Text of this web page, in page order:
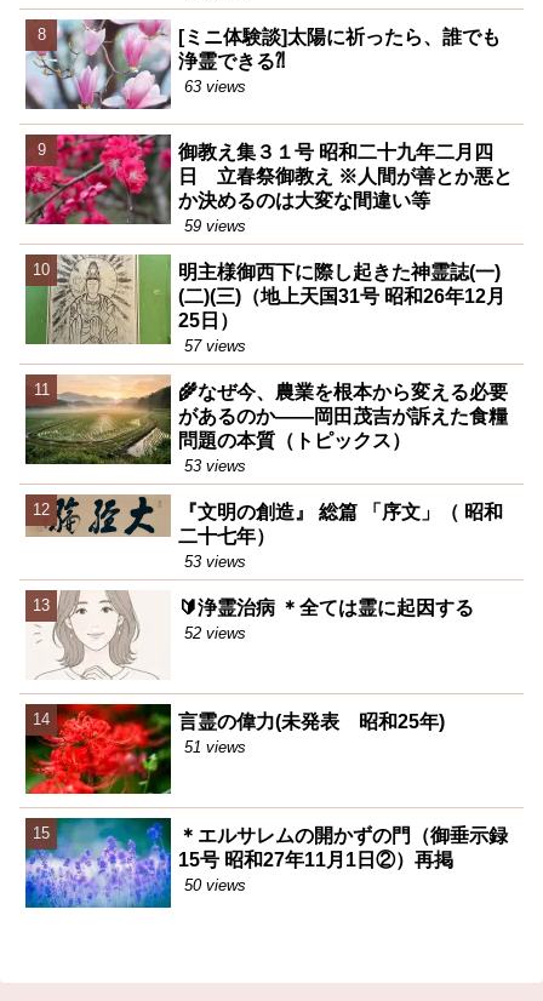
[ミニ体験談]太陽に祈ったら、誰でも
浄霊できる⁈
63 views
御教え集３１号 昭和二十九年二月四
日 立春祭御教え ※人間が善とか悪と
か決めるのは大変な間違い等
59 views
明主様御西下に際し起きた神霊誌(一)
(二)(三)（地上天国31号 昭和26年12月
25日）
57 views
🌾なぜ今、農業を根本から変える必要
があるのか――岡田茂吉が訴えた食糧
問題の本質（トピックス）
53 views
『文明の創造』 総篇 「序文」（ 昭和
二十七年）
53 views
🔰浄霊治病 ＊全ては霊に起因する
52 views
言霊の偉力(未発表 昭和25年)
51 views
＊エルサレムの開かずの門（御垂示録
15号 昭和27年11月1日②）再掲
50 views